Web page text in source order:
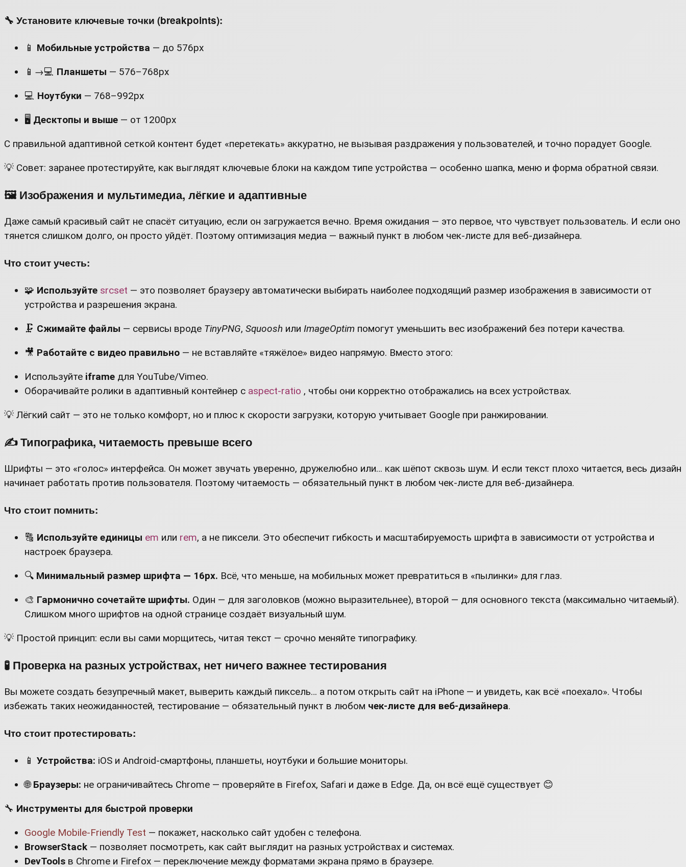
🔧 Установите ключевые точки (breakpoints):
📱 Мобильные устройства — до 576px
📱→💻 Планшеты — 576–768px
💻 Ноутбуки — 768–992px
🖥 Десктопы и выше — от 1200px
С правильной адаптивной сеткой контент будет «перетекать» аккуратно, не вызывая раздражения у пользователей, и точно порадует Google.
💡 Совет: заранее протестируйте, как выглядят ключевые блоки на каждом типе устройства — особенно шапка, меню и форма обратной связи.
🖼️ Изображения и мультимедиа, лёгкие и адаптивные
Даже самый красивый сайт не спасёт ситуацию, если он загружается вечно. Время ожидания — это первое, что чувствует пользователь. И если оно
тянется слишком долго, он просто уйдёт. Поэтому оптимизация медиа — важный пункт в любом чек-листе для веб-дизайнера.
Что стоит учесть:
🧩 Используйте srcset — это позволяет браузеру автоматически выбирать наиболее подходящий размер изображения в зависимости от
устройства и разрешения экрана.
🗜 Сжимайте файлы — сервисы вроде TinyPNG, Squoosh или ImageOptim помогут уменьшить вес изображений без потери качества.
🎥 Работайте с видео правильно — не вставляйте «тяжёлое» видео напрямую. Вместо этого:
Используйте iframe для YouTube/Vimeo.
Оборачивайте ролики в адаптивный контейнер с aspect-ratio , чтобы они корректно отображались на всех устройствах.
💡 Лёгкий сайт — это не только комфорт, но и плюс к скорости загрузки, которую учитывает Google при ранжировании.
✍️ Типографика, читаемость превыше всего
Шрифты — это «голос» интерфейса. Он может звучать уверенно, дружелюбно или… как шёпот сквозь шум. И если текст плохо читается, весь дизайн
начинает работать против пользователя. Поэтому читаемость — обязательный пункт в любом чек-листе для веб-дизайнера.
Что стоит помнить:
🔠 Используйте единицы em или rem, а не пиксели. Это обеспечит гибкость и масштабируемость шрифта в зависимости от устройства и
настроек браузера.
🔍 Минимальный размер шрифта — 16px. Всё, что меньше, на мобильных может превратиться в «пылинки» для глаз.
🎨 Гармонично сочетайте шрифты. Один — для заголовков (можно выразительнее), второй — для основного текста (максимально читаемый).
Слишком много шрифтов на одной странице создаёт визуальный шум.
💡 Простой принцип: если вы сами морщитесь, читая текст — срочно меняйте типографику.
🧪 Проверка на разных устройствах, нет ничего важнее тестирования
Вы можете создать безупречный макет, выверить каждый пиксель… а потом открыть сайт на iPhone — и увидеть, как всё «поехало». Чтобы
избежать таких неожиданностей, тестирование — обязательный пункт в любом чек-листе для веб-дизайнера.
Что стоит протестировать:
📱 Устройства: iOS и Android-смартфоны, планшеты, ноутбуки и большие мониторы.
🌐Браузеры: не ограничивайтесь Chrome — проверяйте в Firefox, Safari и даже в Edge. Да, он всё ещё существует 😊
🔧 Инструменты для быстрой проверки
Google Mobile-Friendly Test — покажет, насколько сайт удобен с телефона.
BrowserStack — позволяет посмотреть, как сайт выглядит на разных устройствах и системах.
DevTools в Chrome и Firefox — переключение между форматами экрана прямо в браузере.